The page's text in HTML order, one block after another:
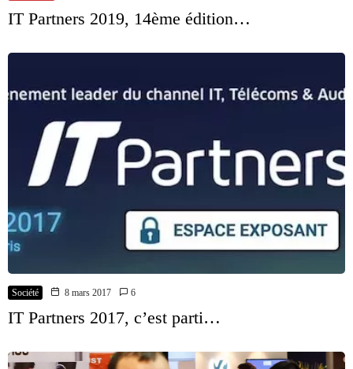
IT Partners 2019, 14ème édition…
Société 8 mars 2017 6
IT Partners 2017, c’est parti…